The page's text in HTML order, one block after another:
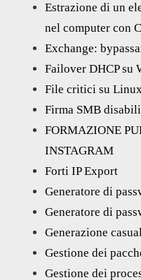
Estrazione di un
nel computer con
Exchange:
Failover DHCP su
File critici su
Firma SMB
FORMAZIONE
INSTAGRAM
Forti IP Export
Generatore di
Generatore di
Generazione
Gestione dei
Gestione dei